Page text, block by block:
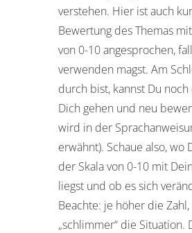
verstehen. Hier ist auch
Bewertung des Themas
von 0-10 angesprochen,
verwenden magst. Am
durch bist, kannst Du
Dich gehen und neu
wird in der
erwähnt). Schaue also, wo
der Skala von 0-10 mit
liegst und ob es sich
Beachte: je höher die
„schlimmer“ die Situation.